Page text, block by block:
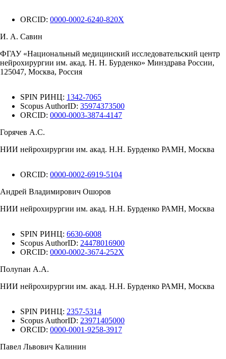
ORCID: 0000-0002-6240-820X
И. А. Савин
ФГАУ «Национальный медицинский исследовательский центр
нейрохирургии им. акад. Н. Н. Бурденко» Минздрава России,
125047, Москва, Россия
SPIN РИНЦ: 1342-7065
Scopus AuthorID: 35974373500
ORCID: 0000-0003-3874-4147
Горячев А.С.
НИИ нейрохирургии им. акад. Н.Н. Бурденко РАМН, Москва
ORCID: 0000-0002-6919-5104
Андрей Владимирович Ошоров
НИИ нейрохирургии им. акад. Н.Н. Бурденко РАМН, Москва
SPIN РИНЦ: 6630-6008
Scopus AuthorID: 24478016900
ORCID: 0000-0002-3674-252X
Полупан А.А.
НИИ нейрохирургии им. акад. Н.Н. Бурденко РАМН, Москва
SPIN РИНЦ: 2357-5314
Scopus AuthorID: 23971405000
ORCID: 0000-0001-9258-3917
Павел Львович Калинин